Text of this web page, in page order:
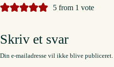
5 from 1 vote
Skriv et svar
Din e-mailadresse vil ikke blive publiceret.